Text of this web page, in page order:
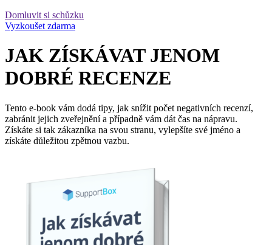
Domluvit si schůzku
Vyzkoušet zdarma
JAK ZÍSKÁVAT JENOM
DOBRÉ RECENZE
Tento e-book vám dodá tipy, jak snížit počet negativních recenzí,
zabránit jejich zveřejnění a případně vám dát čas na nápravu.
Získáte si tak zákazníka na svou stranu, vylepšíte své jméno a
získáte důležitou zpětnou vazbu.